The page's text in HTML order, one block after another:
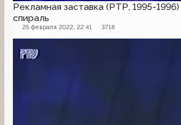
Рекламная заставка (РТР, 1995-
спираль
25 февраля 2022, 22:41 3718